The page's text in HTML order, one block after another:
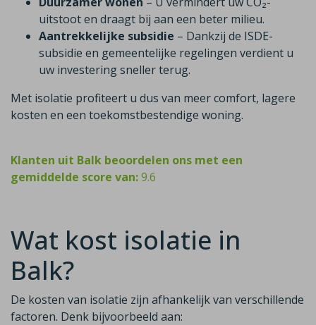
uitstoot en draagt bij aan een beter milieu.
Aantrekkelijke subsidie – Dankzij de ISDE-
subsidie en gemeentelijke regelingen verdient u
uw investering sneller terug.
Met isolatie profiteert u dus van meer comfort, lagere
kosten en een toekomstbestendige woning.
Klanten uit Balk beoordelen ons met een
gemiddelde score van:9.6
Wat kost isolatie in
Balk?
De kosten van isolatie zijn afhankelijk van verschillende
factoren. Denk bijvoorbeeld aan: